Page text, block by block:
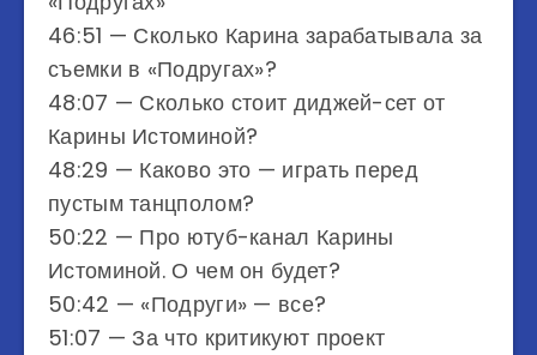
46:51​​​​​ — Сколько Карина зарабатывала за
съемки в «Подругах»?
48:07​​​​​ — Сколько стоит диджей-сет от
Карины Истоминой?
48:29​​​​​ — Каково это — играть перед
пустым танцполом?
50:22​​​​​ — Про ютуб-канал Карины
Истоминой. О чем он будет?
50:42​​​​​ — «Подруги» — все?
51:07​​​​​ — За что критикуют проект